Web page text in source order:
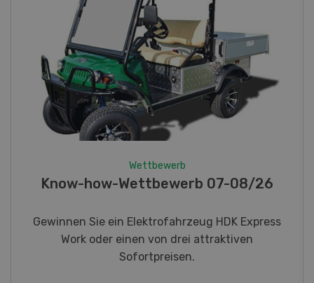
Fotorätsel 07-08/26
Gewinnen Sie eines von fünf LANDI
Taschenmessern